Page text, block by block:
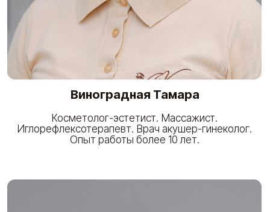
Врач-косметолог.
Опыт работы более 9 лет.
Шапарева Любовь